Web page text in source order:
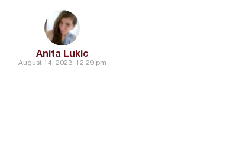
Anita Lukic
August 14, 2023, 12:29 pm